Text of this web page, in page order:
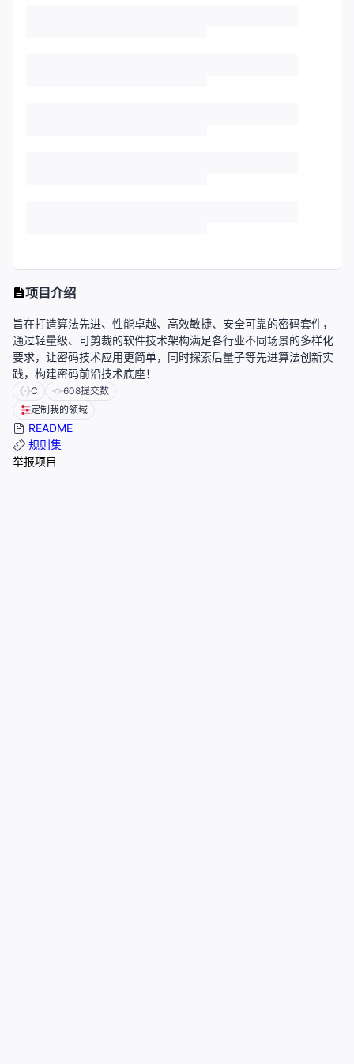
项目介绍
旨在打造算法先进、性能卓越、高效敏捷、安全可靠的密码套件，
通过轻量级、可剪裁的软件技术架构满足各行业不同场景的多样化
要求，让密码技术应用更简单，同时探索后量子等先进算法创新实
践，构建密码前沿技术底座！
C 608提交数
定制我的领域
README
规则集
举报项目